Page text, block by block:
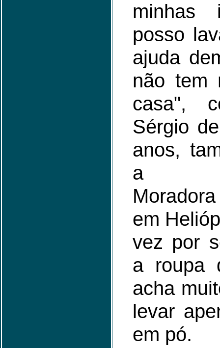
minhas
posso
ajuda
não tem
casa",
Sérgio
anos,
a
em
vez por
a roupa
acha
levar
em pó.